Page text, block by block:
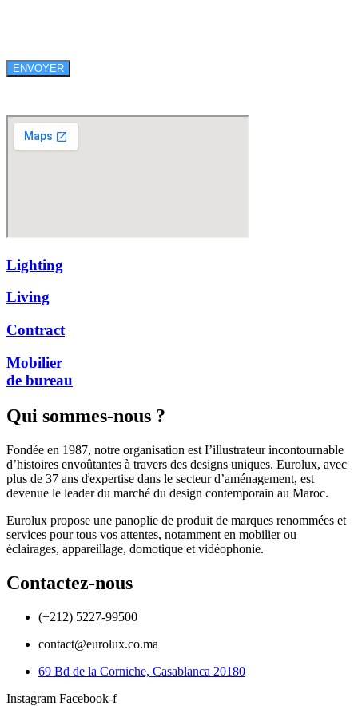
ENVOYER
Lighting
Living
Contract
Mobilier
de bureau
Qui sommes-nous ?
Fondée en 1987, notre organisation est I’illustrateur incontournable
d’histoires envoûtantes à travers des designs uniques. Eurolux, avec
plus de 37 ans ďexpertise dans le secteur d’aménagement, est
devenue le leader du marché du design contemporain au Maroc.
Eurolux propose une panoplie de produit de marques renommées et
services pour tous vos attentes, notamment en mobilier ou
éclairages, appareillage, domotique et vidéophonie.
Contactez-nous
(+212) 5227-99500
contact@eurolux.co.ma
69 Bd de la Corniche, Casablanca 20180
Instagram Facebook-f